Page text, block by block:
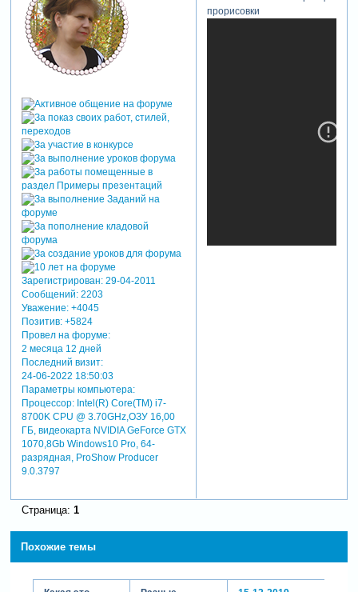
Зарегистрирован: 29-04-2011
Сообщений:2203
Уважение: +4045
Позитив: +5824
Провел на форуме:
2 месяца 12 дней
Последний визит:
24-06-2022 18:50:03
Параметры компьютера:
Процессор: Intel(R) Core(TM) i7-
8700K CPU @ 3.70GHz,ОЗУ 16,00
ГБ, видеокарта NVIDIA GeForce GTX
1070,8Gb Windows10 Pro, 64-
разрядная, ProShow Producer
9.0.3797
прорисовки
Страница: 1
Похожие темы